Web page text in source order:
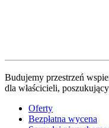
Budujemy przestrzeń
dla właścicieli,
Oferty
Bezpłatna wycena